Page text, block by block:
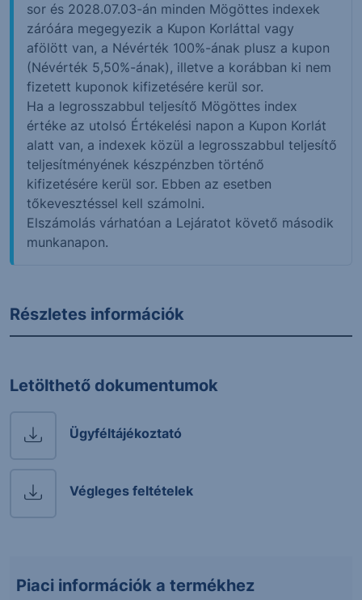
sor és 2028.07.03-án minden Mögöttes indexek
záróára megegyezik a Kupon Korláttal vagy
afölött van, a Névérték 100%-ának plusz a kupon
(Névérték 5,50%-ának), illetve a korábban ki nem
fizetett kuponok kifizetésére kerül sor.
Ha a legrosszabbul teljesítő Mögöttes index
értéke az utolsó Értékelési napon a Kupon Korlát
alatt van, a indexek közül a legrosszabbul teljesítő
teljesítményének készpénzben történő
kifizetésére kerül sor. Ebben az esetben
tőkevesztéssel kell számolni.
Elszámolás várhatóan a Lejáratot követő második
munkanapon.
Részletes információk
Letölthető dokumentumok
Ügyféltájékoztató
Végleges feltételek
Piaci információk a termékhez